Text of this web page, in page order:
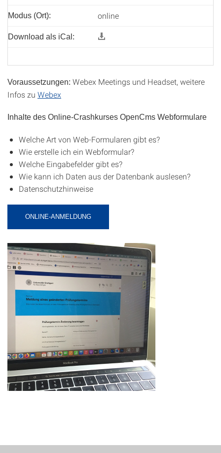
Modus (Ort): online
Download als iCal:
Voraussetzungen: Webex Meetings und Headset, weitere
Infos zu Webex
Inhalte des Online-Crashkurses OpenCms Webformulare
Welche Art von Web-Formularen gibt es?
Wie erstelle ich ein Webformular?
Welche Eingabefelder gibt es?
Wie kann ich Daten aus der Datenbank auslesen?
Datenschutzhinweise
ONLINE-ANMELDUNG